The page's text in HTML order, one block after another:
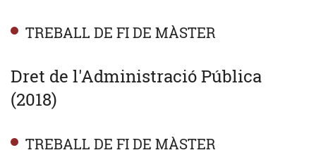
TREBALL DE FI DE MÀSTER
Dret de l'Administració Pública
(2018)
TREBALL DE FI DE MÀSTER